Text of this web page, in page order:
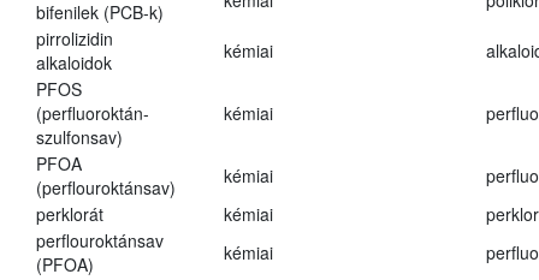
bifenilek (PCB-k)
pirrolizidin
alkaloidok
kémiai
PFOS
(perfluoroktán-
szulfonsav)
kémiai
PFOA
(perflouroktánsav)
kémiai
perklorát
kémiai
perflouroktánsav
(PFOA)
kémiai